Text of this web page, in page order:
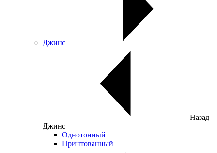
Джинс
Назад
Джинс
Однотонный
Принтованный